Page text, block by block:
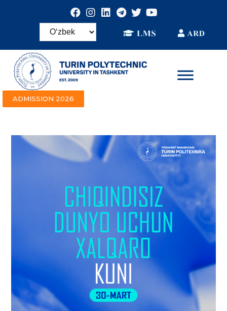
ADMISSION 2026